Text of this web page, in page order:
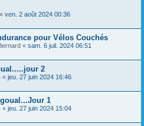
« ven. 2 août 2024 00:36
pour Vélos Couchés
« sam. 6 juil. 2024 06:51
2
« jeu. 27 juin 2024 16:46
1
« jeu. 27 juin 2024 15:04